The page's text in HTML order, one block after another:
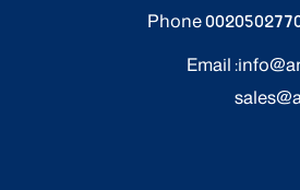
Phone
Email :